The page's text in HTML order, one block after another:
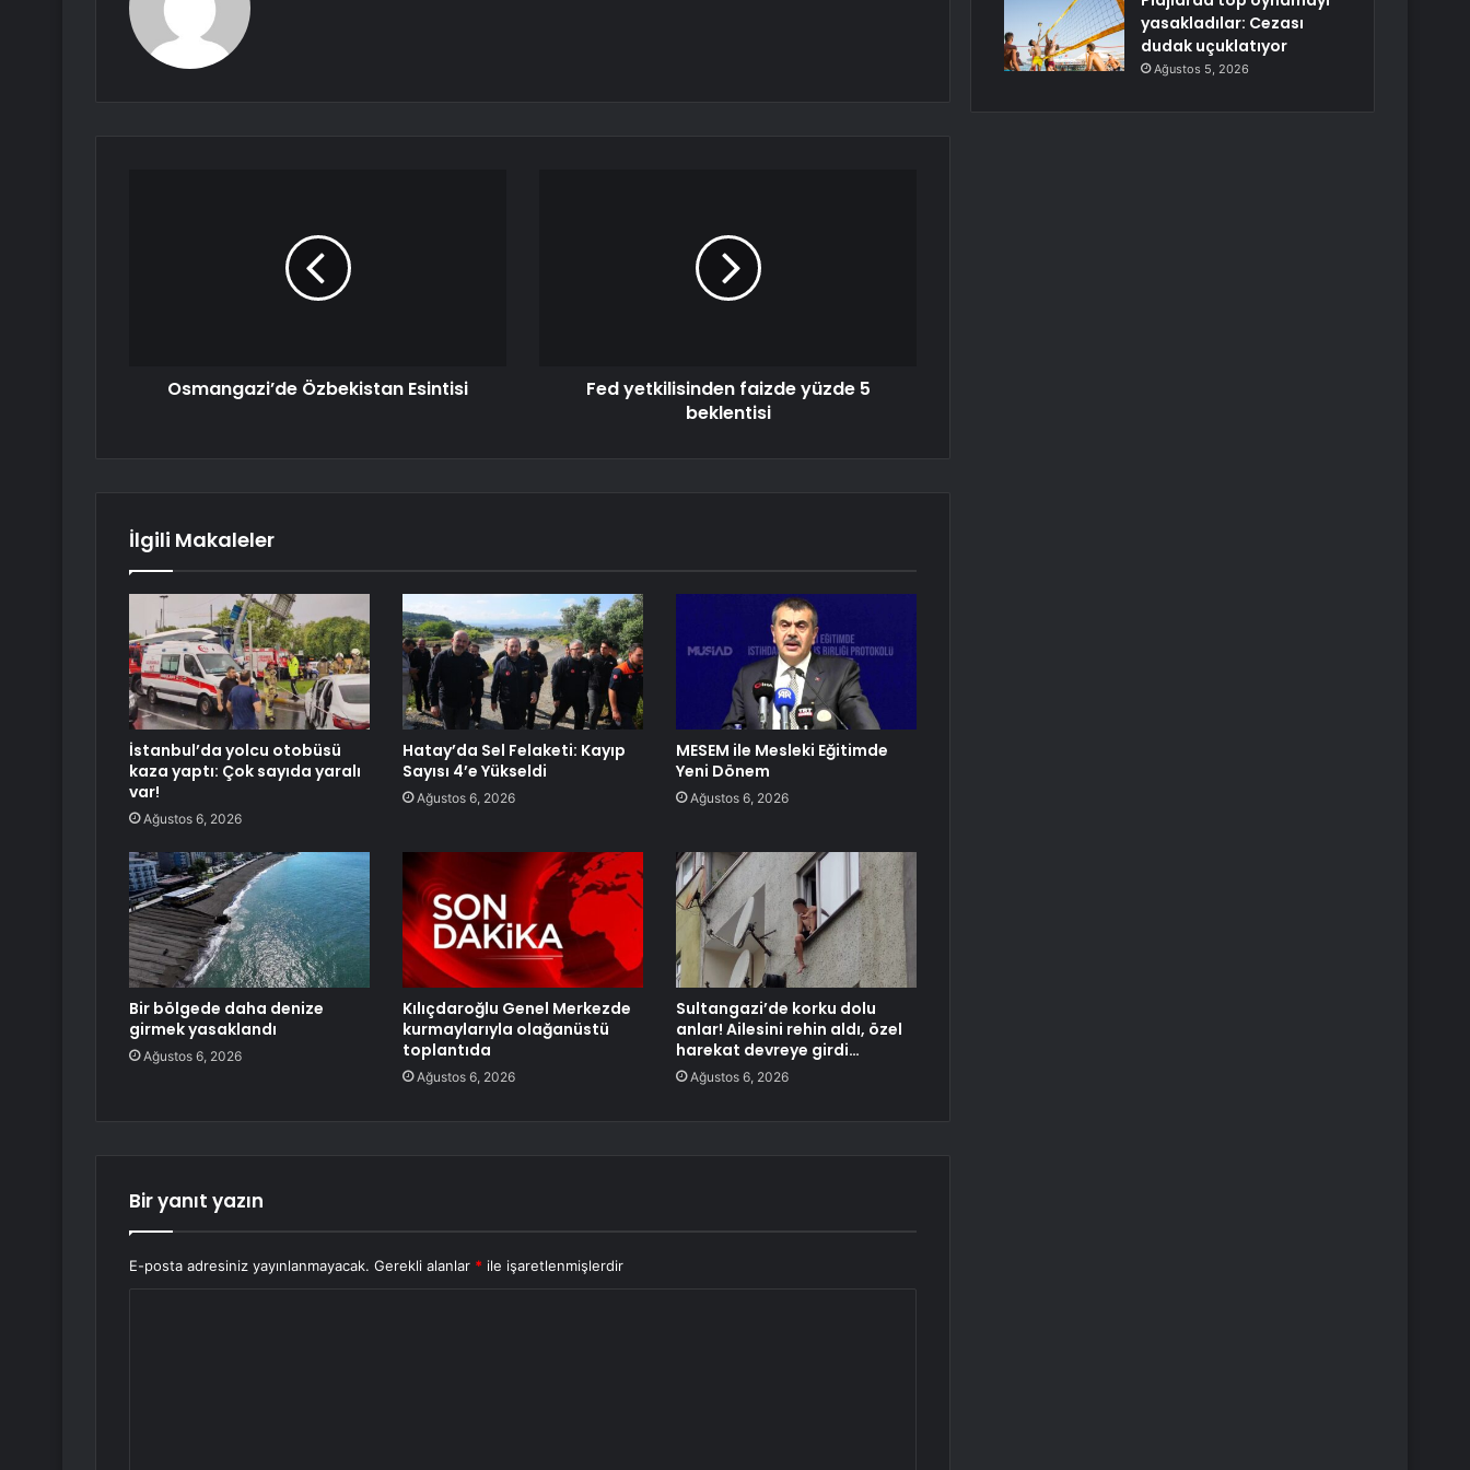
Osmangazi’de Özbekistan Esintisi
Fed yetkilisinden faizde yüzde 5
beklentisi
İlgili Makaleler
İstanbul’da yolcu otobüsü
kaza yaptı: Çok sayıda yaralı
var!
Ağustos 6, 2026
Hatay’da Sel Felaketi: Kayıp
Sayısı 4’e Yükseldi
Ağustos 6, 2026
MESEM ile Mesleki Eğitimde
Yeni Dönem
Ağustos 6, 2026
Bir bölgede daha denize
girmek yasaklandı
Ağustos 6, 2026
Kılıçdaroğlu Genel Merkezde
kurmaylarıyla olağanüstü
toplantıda
Ağustos 6, 2026
Sultangazi’de korku dolu
anlar! Ailesini rehin aldı, özel
harekat devreye girdi…
Ağustos 6, 2026
Bir yanıt yazın
E-posta adresiniz yayınlanmayacak. Gerekli alanlar * ile işaretlenmişlerdir
yasakladılar: Cezası
dudak uçuklatıyor
Ağustos 5, 2026